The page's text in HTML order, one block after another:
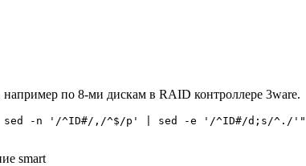
по 8-ми дискам в RAID контроллере 3ware.
-n '/^ID#/,/^$/p' | sed -e '/^ID#/d;s/^./'"$idx
smart